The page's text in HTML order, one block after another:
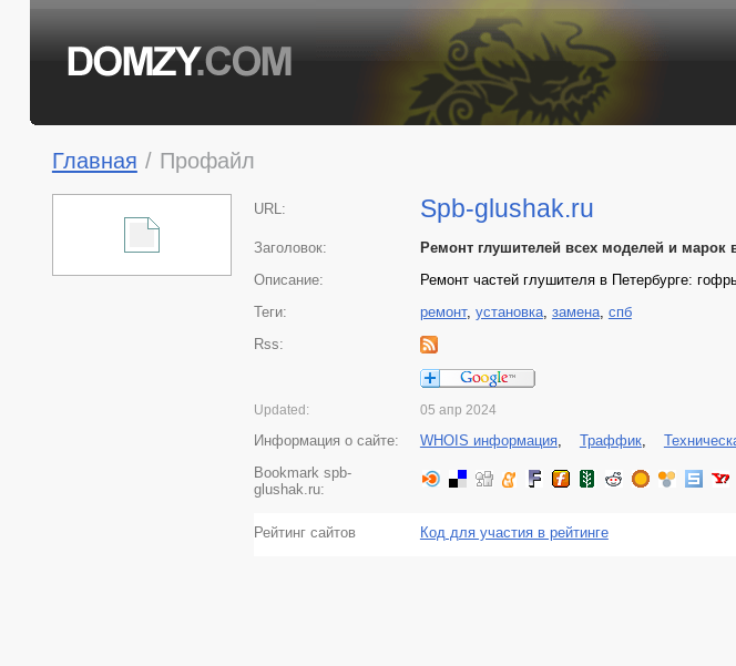
Главная / Профайл
URL: Spb-glushak.ru
Заголовок:
Ремонт глушителей всех моделей и марок
Описание:
Ремонт частей глушителя в Петербурге:
Теги:
ремонт, установка, замена, спб
Rss:
Updated: 05 апр 2024
Информация о сайте: WHOIS информация, Траффик,
Bookmark spb-
glushak.ru:
Рейтинг сайтов Код для участия в рейтинге